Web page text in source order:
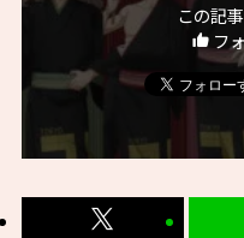
この記
フ